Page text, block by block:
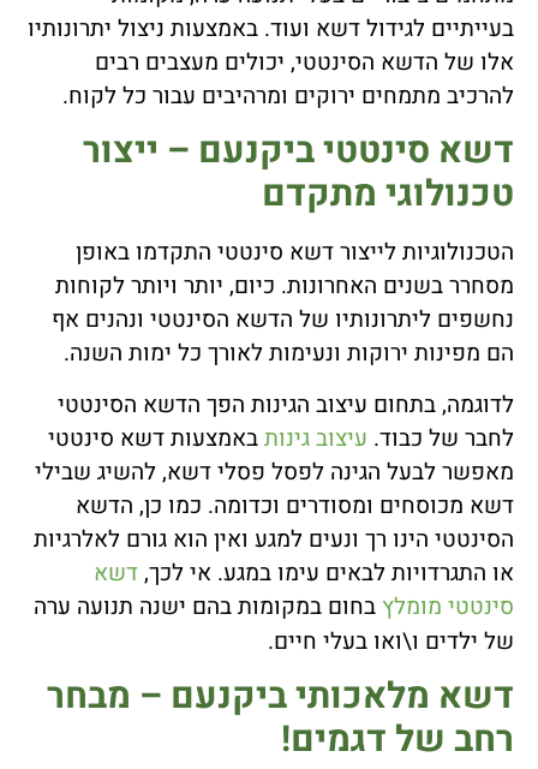
בעייתיים לגידול דשא ועוד. באמצעות ניצול יתרונותיו
אלו של הדשא הסינטטי, יכולים מעצבים רבים
להרכיב מתמחים ירוקים ומרהיבים עבור כל לקוח.
דשא סינטטי ביקנעם – ייצור
טכנולוגי מתקדם
הטכנולוגיות לייצור דשא סינטטי התקדמו באופן
מסחרר בשנים האחרונות. כיום, יותר ויותר לקוחות
נחשפים ליתרונותיו של הדשא הסינטטי ונהנים אף
הם מפינות ירוקות ונעימות לאורך כל ימות השנה.
לדוגמה, בתחום עיצוב הגינות הפך הדשא הסינטטי
לחבר של כבוד. עיצוב גינותבאמצעות דשא סינטטי
מאפשר לבעל הגינה לפסל פסלי דשא, להשיג שבילי
דשא מכוסחים ומסודרים וכדומה. כמו כן, הדשא
הסינטטי הינו רך ונעים למגע ואין הוא גורם לאלרגיות
או התגרדויות לבאים עימו במגע. אי לכך,דשא
סינטטי מומלץבחום במקומות בהם ישנה תנועה ערה
של ילדים ו\ואו בעלי חיים.
דשא מלאכותי ביקנעם – מבחר
רחב של דגמים!